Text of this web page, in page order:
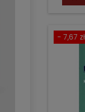
- 7,67 zł